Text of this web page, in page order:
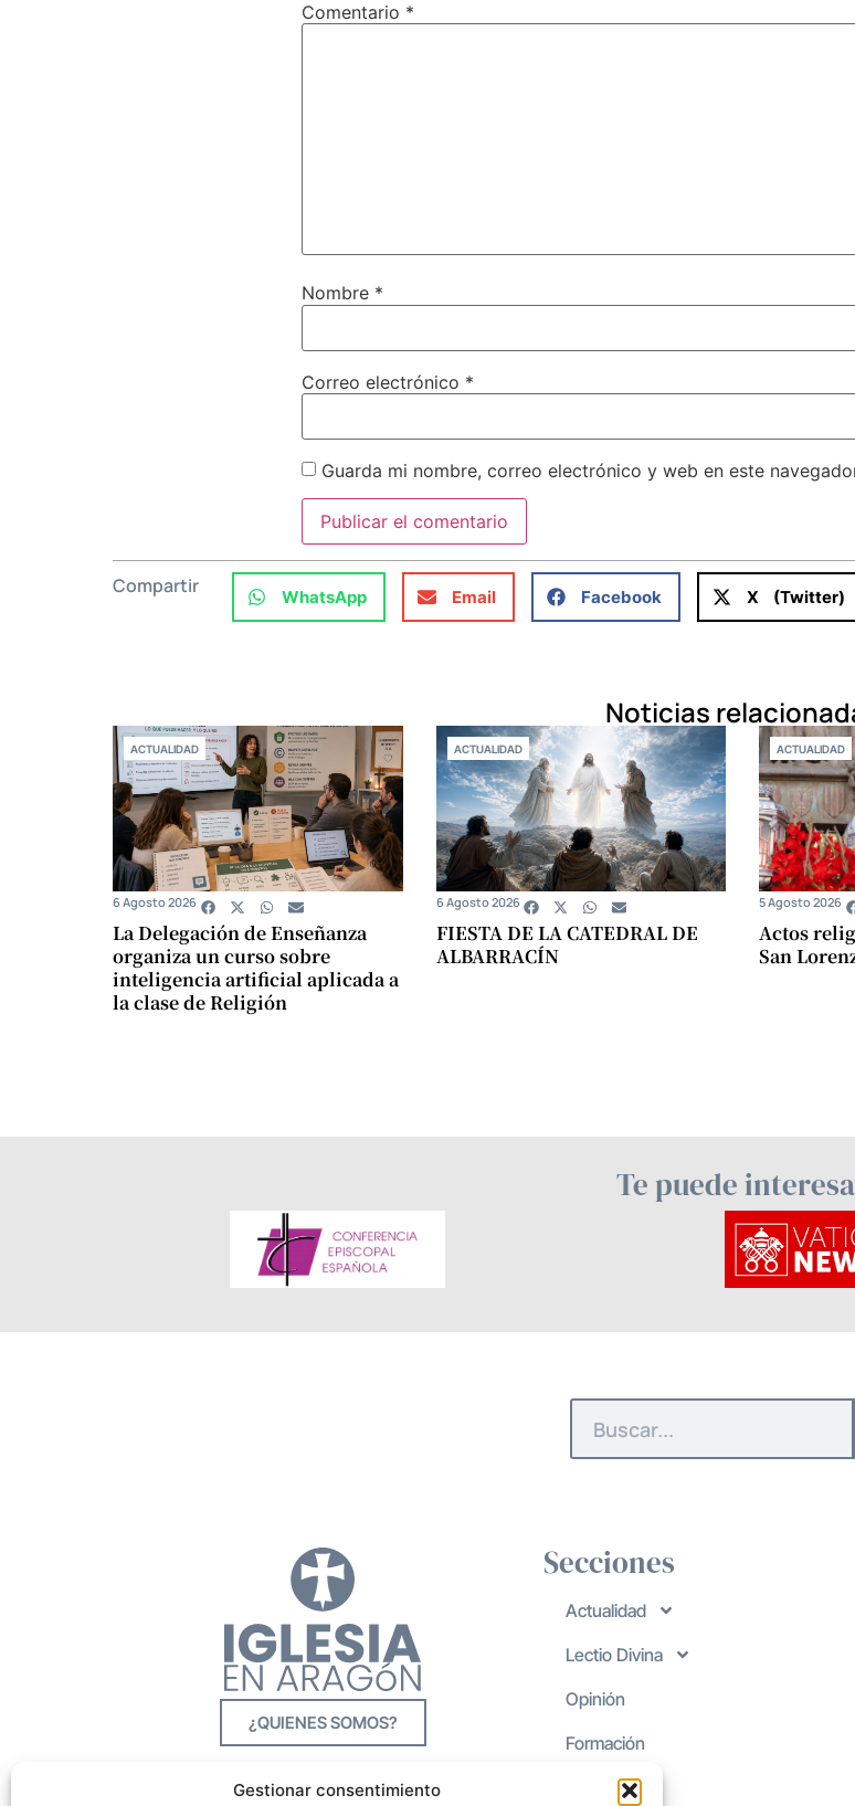
Gestionar consentimiento
Comentario *
Nombre *
Correo electrónico *
Guarda mi nombre, correo electrónico y web en este
Compartir WhatsApp Email Facebook X (Twitter)
Noticias
ACTUALIDAD
La Delegación de Enseñanza
organiza un curso sobre
inteligencia artificial aplicada a
la clase de Religión
6 Agosto 2026
ACTUALIDAD
FIESTA DE LA CATEDRAL DE
ALBARRACÍN
6 Agosto 2026
ACTUALIDAD
Actos
San
5 Agosto 2026
Te puede
¿QUIENES SOMOS?
Secciones
Actualidad
Lectio Divina
Opinión
Formación